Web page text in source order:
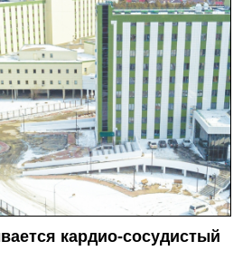
кардио-сосудистый